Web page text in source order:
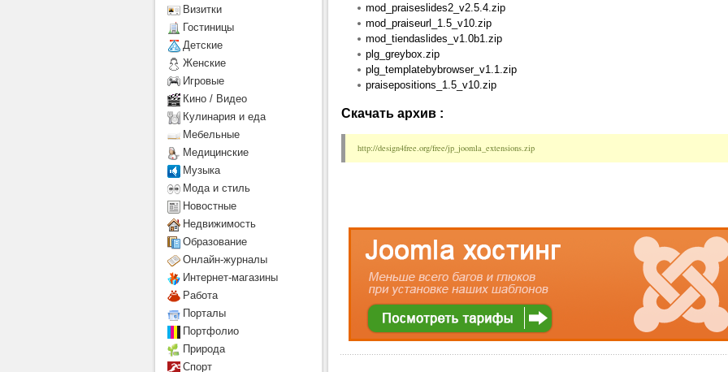
mod_praiseslides2_v2.5.4.zip
mod_praiseurl_1.5_v10.zip
mod_tiendaslides_v1.0b1.zip
plg_greybox.zip
plg_templatebybrowser_v1.1.zip
praisepositions_1.5_v10.zip
Скачать архив :
http://design4free.org/free/jp_joomla_extensions.zip
Визитки
Гостиницы
Детcкие
Женские
Игровые
Кино / Видео
Кулинария и еда
Мебельные
Медицинские
Музыка
Мода и стиль
Новостные
Недвижимость
Образование
Онлайн-журналы
Интернет-магазины
Работа
Порталы
Портфолио
Природа
Спорт